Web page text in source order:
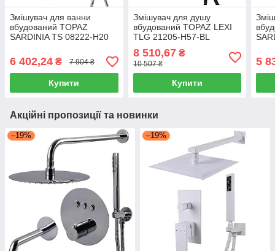
Змішувач для ванни
вбудований TOPAZ
SARDINIA TS 08222-H20
6 402,24 ₴ 7 904 ₴
Купити
Змішувач для душу
вбудований TOPAZ LEXI
TLG 21205-H57-BL
8 510,67₴
10 507 ₴
Купити
5
Акційні пропозиції та новинки
–19% –19%